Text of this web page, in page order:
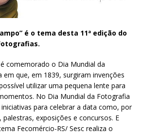
é o tema desta 11ª edição do
comemorado o Dia Mundial da
em que, em 1839, surgiram invenções
utilizar uma pequena lente para
No Dia Mundial da Fotografia
para celebrar a data como, por
exposições e concursos. E
Fecomércio-RS/ Sesc realiza o